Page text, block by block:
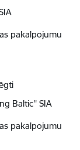
pakalpojumu
Baltic'' SIA
pakalpojumu